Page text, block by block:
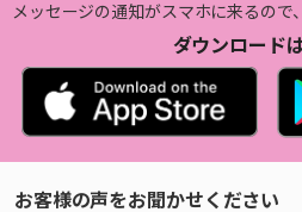
メッセージの通知がスマホに来るので
ダウンロード
お客様の声をお聞かせください